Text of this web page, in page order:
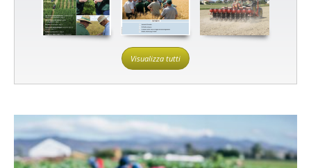
Visualizza tutti